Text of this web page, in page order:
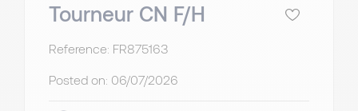
Tourneur CN F/H
Reference: FR875163
Posted on: 06/07/2026